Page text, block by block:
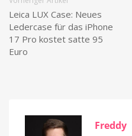
Leica LUX Case: Neues
Ledercase für das iPhone
17 Pro kostet satte 95
Euro
Freddy